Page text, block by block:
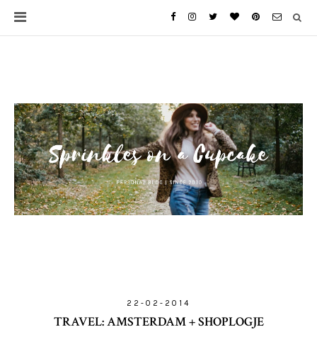
22-02-2014
TRAVEL: AMSTERDAM + SHOPLOGJE